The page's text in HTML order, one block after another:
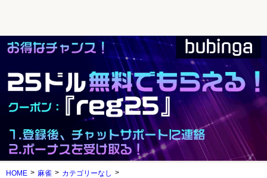
HOME 麻雀
カテゴリーなし